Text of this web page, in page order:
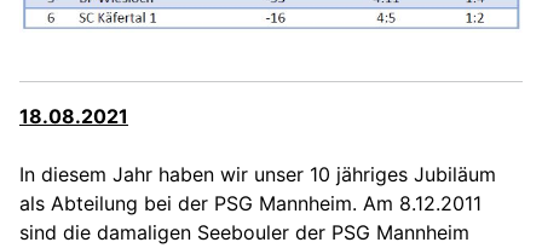
18.08.2021
In diesem Jahr haben wir unser 10 jähriges Jubiläum
als Abteilung bei der PSG Mannheim. Am 8.12.2011
sind die damaligen Seebouler der PSG Mannheim